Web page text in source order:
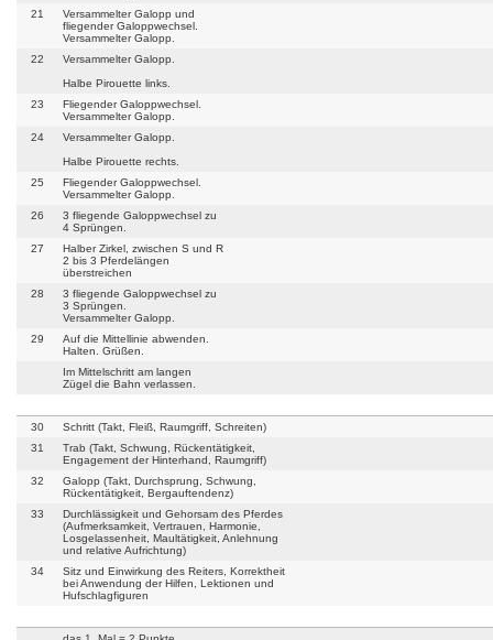
21
Versammelter Galopp und
fliegender Galoppwechsel.
Versammelter Galopp.
22
Versammelter Galopp.
Halbe Pirouette links.
23
Fliegender Galoppwechsel.
Versammelter Galopp.
24
Versammelter Galopp.
Halbe Pirouette rechts.
25
Fliegender Galoppwechsel.
Versammelter Galopp.
26
3 fliegende Galoppwechsel zu
4 Sprüngen.
27
Halber Zirkel, zwischen S und R
2 bis 3 Pferdelängen
überstreichen
28
3 fliegende Galoppwechsel zu
3 Sprüngen.
Versammelter Galopp.
29
Auf die Mittellinie abwenden.
Halten. Grüßen.
Im Mittelschritt am langen
Zügel die Bahn verlassen.
30
Schritt (Takt, Fleiß, Raumgriff, Schreiten)
31
Trab (Takt, Schwung, Rückentätigkeit,
Engagement der Hinterhand, Raumgriff)
32
Galopp (Takt, Durchsprung, Schwung,
Rückentätigkeit, Bergauftendenz)
33
Durchlässigkeit und Gehorsam des Pferdes
(Aufmerksamkeit, Vertrauen, Harmonie,
Losgelassenheit, Maultätigkeit, Anlehnung
und relative Aufrichtung)
34
Sitz und Einwirkung des Reiters, Korrektheit
bei Anwendung der Hilfen, Lektionen und
Hufschlagfiguren